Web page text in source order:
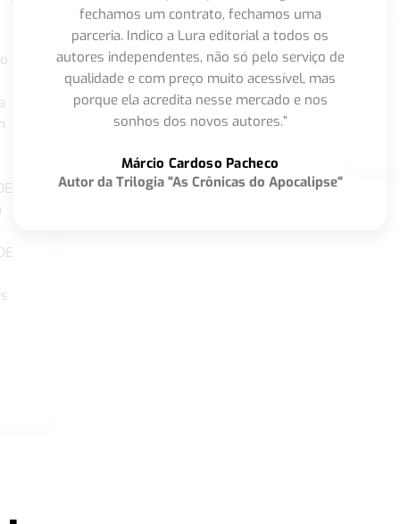
fechamos um contrato, fechamos uma
parceria. Indico a Lura editorial a todos os
autores independentes, não só pelo serviço de
qualidade e com preço muito acessível, mas
porque ela acredita nesse mercado e nos
sonhos dos novos autores.”
Márcio Cardoso Pacheco
Autor da Trilogia "As Crônicas do Apocalipse"